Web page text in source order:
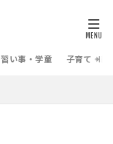
習い事・学童 子育て・教